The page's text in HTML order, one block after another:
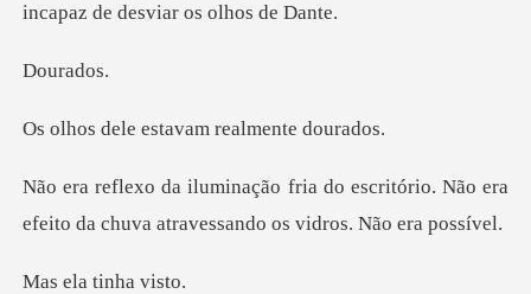
incapaz
rad
estavam real
escritório. Não era
efeito da chuva at
a tinh